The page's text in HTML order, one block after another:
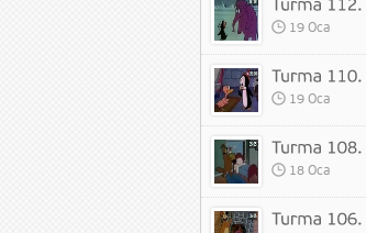
19 Oca
19 Oca
18 Oca